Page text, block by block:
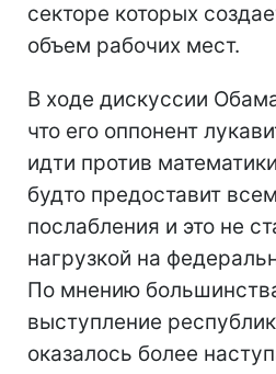
секторе которых
объем рабочих мест.
В ходе дискуссии
что его оппонент
идти против
будто предоставит
послабления и это не
нагрузкой на
По мнению
выступление
оказалось более